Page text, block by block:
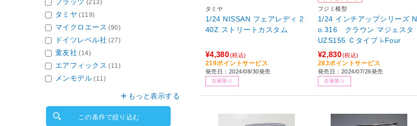
タミヤ
1/24 NISSAN フェアレディ 2
40Z ストリートカスタム
¥4,380(税込)
219ポイントサービス
発売日：2024/08/30発売
在庫限り
フジミ模型
1/24 インチアップシリーズ N
o.316 クラウン マジェスタ
UZS155 Ｃタイプ i-Four
¥2,830(税込)
283ポイントサービス
発売日：2024/07/26発売
在庫限り
(213)
タミヤ (119)
マイクロエース (90)
ドイツレベル社 (27)
童友社 (14)
エアフィックス (11)
メンモデル (11)
もっと表示する
この条件で絞り込む